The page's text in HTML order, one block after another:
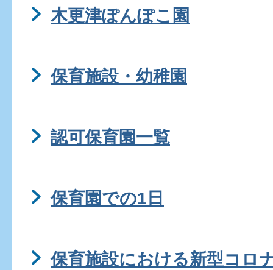
木更津ぽんぽこ園
保育施設・幼稚園
認可保育園一覧
保育園での1日
保育施設における新型コロ